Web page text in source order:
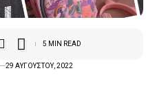
29 ΑΥΓΟΎΣΤΟΥ, 2022
5 MIN READ